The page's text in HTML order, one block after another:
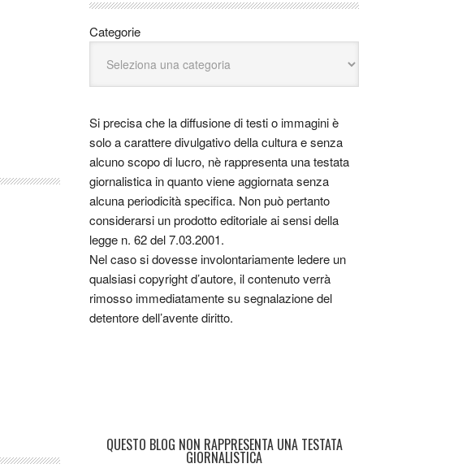
Categorie
Si precisa che la diffusione di testi o immagini è
solo a carattere divulgativo della cultura e senza
alcuno scopo di lucro, nè rappresenta una testata
giornalistica in quanto viene aggiornata senza
alcuna periodicità specifica. Non può pertanto
considerarsi un prodotto editoriale ai sensi della
legge n. 62 del 7.03.2001.
Nel caso si dovesse involontariamente ledere un
qualsiasi copyright d’autore, il contenuto verrà
rimosso immediatamente su segnalazione del
detentore dell’avente diritto.
QUESTO BLOG NON RAPPRESENTA UNA TESTATA
GIORNALISTICA